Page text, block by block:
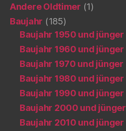
Andere Oldtimer (1)
Baujahr (185)
Baujahr 1950 und jünger
Baujahr 1960 und jünger
Baujahr 1970 und jünger
Baujahr 1980 und jünger
Baujahr 1990 und jünger
Baujahr 2000 und jünger
Baujahr 2010 und jünger